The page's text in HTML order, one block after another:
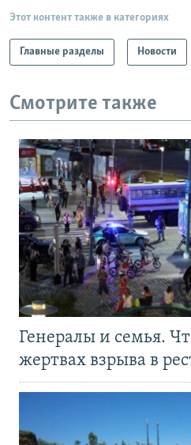
Этот контент также в категориях
Главные разделы Новости
Смотрите также
Генералы и семья.
жертвах взрыва в